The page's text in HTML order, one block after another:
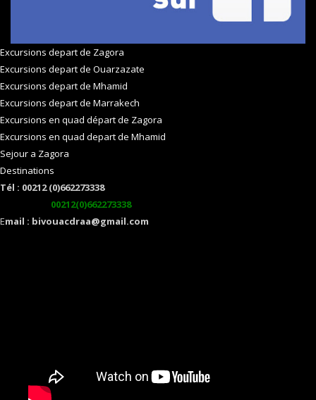
Excursions depart de Zagora
Excursions depart de Ouarzazate
Excursions depart de Mhamid
Excursions depart de Marrakech
Excursions en quad départ de Zagora
Excursions en quad depart de Mhamid
Sejour a Zagora
Destinations
Tél : 00212 (0)662273338
00212(0)662273338
Email : bivouacdraa@gmail.com